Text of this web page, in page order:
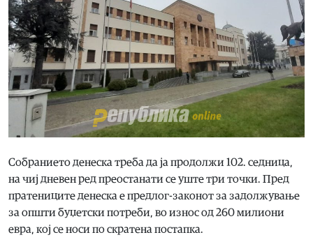
Собранието денеска треба да ја продолжи 102. седница,
на чиј дневен ред преостанати се уште три точки. Пред
пратениците денеска е предлог-законот за задолжување
за општи буџетски потреби, во износ од 260 милиони
евра, кој се носи по скратена постапка.